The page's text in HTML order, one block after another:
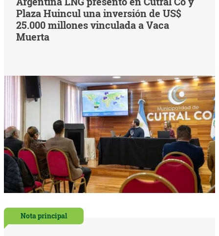
Plaza Huincul una inversión de US$
25.000 millones vinculada a Vaca
Muerta
Nota principal